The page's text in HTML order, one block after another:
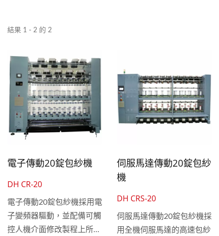
結果 1 - 2 的 2
電子傳動20錠包紗機
DH CR-20
電子傳動20錠包紗機採用電
子變頻器驅動，並配備可觸
控人機介面修改製程上所需
伺服馬達傳動20錠包紗
機
DH CRS-20
伺服馬達傳動20錠包紗機採
用全機伺服馬達的高速包紗